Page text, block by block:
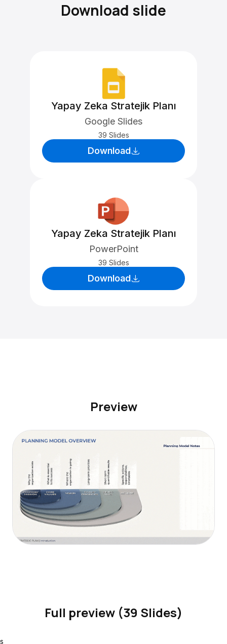
Download slide
Yapay Zeka Stratejik Planı
Google Slides
39 Slides
Download
Yapay Zeka Stratejik Planı
PowerPoint
39 Slides
Download
Preview
Full preview (39 Slides)
s